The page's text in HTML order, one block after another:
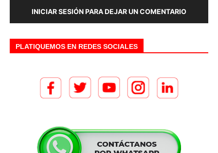
INICIAR SESIÓN PARA DEJAR UN COMENTARIO
PLATIQUEMOS EN REDES SOCIALES